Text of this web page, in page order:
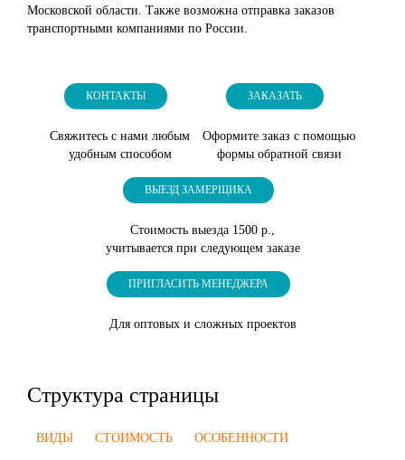
Московской области. Также возможна отправка заказов
транспортными компаниями по России.
КОНТАКТЫ
Свяжитесь с нами любым
удобным способом
ЗАКАЗАТЬ
Оформите заказ с помощью
формы обратной связи
ВЫЕЗД ЗАМЕРЩИКА
Стоимость выезда 1500 р.,
учитывается при следующем заказе
ПРИГЛАСИТЬ МЕНЕДЖЕРА
Для оптовых и сложных проектов
Структура страницы
ВИДЫ СТОИМОСТЬ ОСОБЕННОСТИ